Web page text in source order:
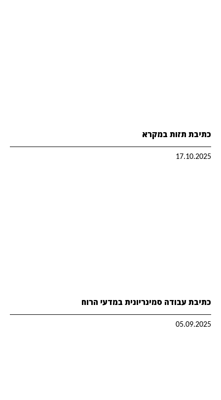
כתיבת תזות במקרא
17.10.2025
כתיבת עבודה סמינריונית במדעי הרוח
05.09.2025